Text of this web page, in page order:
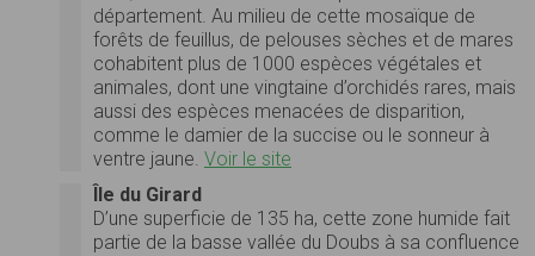
département. Au milieu de cette mosaïque de
forêts de feuillus, de pelouses sèches et de mares
cohabitent plus de 1000 espèces végétales et
animales, dont une vingtaine d’orchidés rares, mais
aussi des espèces menacées de disparition,
comme le damier de la succise ou le sonneur à
ventre jaune. Voir le site
Île du Girard
D’une superficie de 135 ha, cette zone humide fait
partie de la basse vallée du Doubs à sa confluence